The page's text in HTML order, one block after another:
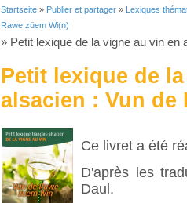
Sie sind hier
Startseite » Publier et partager » Lexiques
Rawe züem Wi(n)
» Petit lexique de la vigne au vin
Petit lexique de
alsacien : Vun de
Ce livret a été
D'après les
Daul.